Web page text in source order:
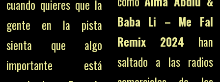
cuando quieres que la
gente en la pista
sienta que algo
importante está
Baba Li – Me Fal
Remix 2024 han
saltado a las radios